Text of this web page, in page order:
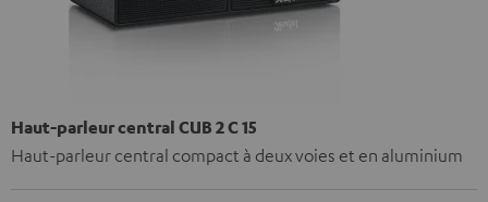
Haut-parleur central CUB 2 C 15
Haut-parleur central compact à deux voies et en aluminium